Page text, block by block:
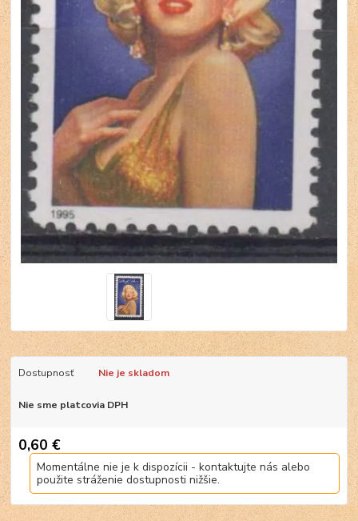
Dostupnosť Nie je skladom
Nie sme platcovia DPH
0,60 €
Momentálne nie je k dispozícii - kontaktujte nás alebo
použite stráženie dostupnosti nižšie.